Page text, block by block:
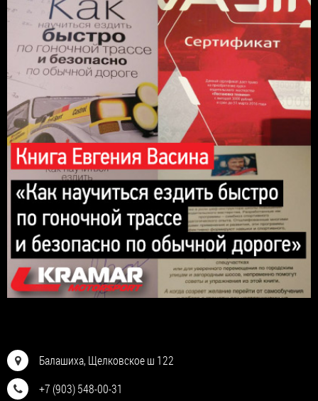
Балашиха, Щелковское ш 122
+7 (903) 548-00-31